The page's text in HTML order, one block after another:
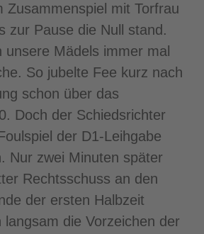
Zusammenspiel mit Torfrau
zur Pause die Null stand.
Mädels immer mal
So jubelte Fee kurz nach
schon über das
Doch der Schiedsrichter
der D1-Leihgabe
Nur zwei Minuten später
Rechtsschuss an den
der ersten Halbzeit
die Vorzeichen der